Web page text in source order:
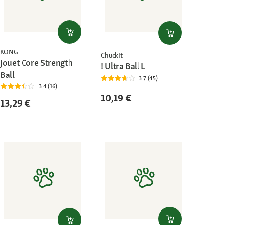
KONG
Jouet Core Strength
Ball
3.4 (16)
13,29 €
ChuckIt
! Ultra Ball L
3.7 (45)
10,19 €